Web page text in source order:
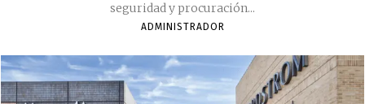
seguridad y procuración...
ADMINISTRADOR